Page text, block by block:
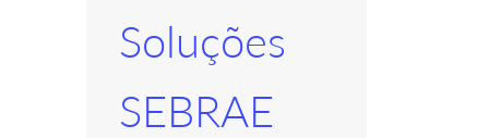
Soluções
SEBRAE